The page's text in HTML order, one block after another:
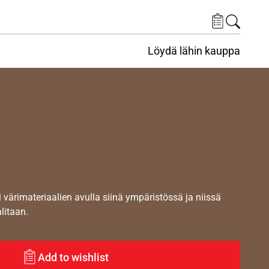
Löydä lähin kauppa
avulla siinä ympäristössä ja niissä
Add to wishlist